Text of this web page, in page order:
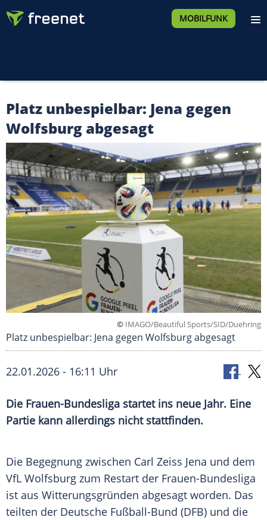
MOBILFUNK
Platz unbespielbar: Jena gegen
Wolfsburg abgesagt
© IMAGO/Beautiful Sports/SID/Duehring
Platz unbespielbar: Jena gegen Wolfsburg abgesagt
22.01.2026 - 16:11 Uhr
Die Frauen-Bundesliga startet ins neue Jahr. Eine
Partie kann allerdings nicht stattfinden.
Die Begegnung zwischen Carl Zeiss Jena und dem
VfL Wolfsburg zum Restart der Frauen-Bundesliga
ist aus Witterungsgründen abgesagt worden. Das
teilten der Deutsche Fußball-Bund (DFB) und die